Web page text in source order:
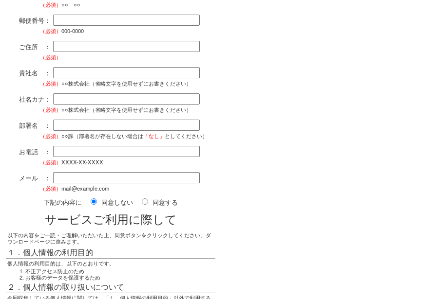
（必須） ○○ ○○
郵便番号：
（必須） 000-0000
ご住所 ：
（必須）
貴社名 ：
（必須） ○○株式会社（省略文字を使用せずにお書きください）
社名カナ：
（必須） ○○株式会社（省略文字を使用せずにお書きください）
部署名 ：
（必須） ○○課（部署名が存在しない場合は 「なし」 としてください）
お電話 ：
（必須） XXXX-XX-XXXX
メール ：
（必須） mail@example.com
下記の内容に 同意しない 同意する
サービスご利用に際して
以下の内容をご一読・ご理解いただいた上、同意ボタンをクリックしてください。ダ
ウンロードページに進みます。
１．個人情報の利用目的
個人情報の利用目的は、以下のとおりです。
不正アクセス防止のため
お客様のデータを保護するため
２．個人情報の取り扱いについて